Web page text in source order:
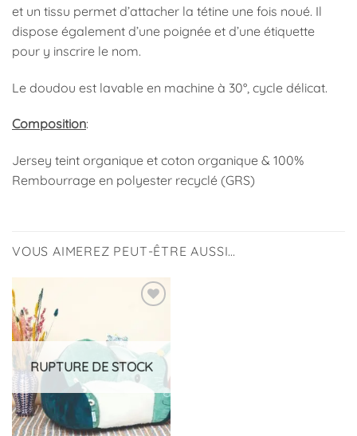
et un tissu permet d’attacher la tétine une fois noué. Il
dispose également d’une poignée et d’une étiquette
pour y inscrire le nom.
Le doudou est lavable en machine à 30°, cycle délicat.
Composition:
Jersey teint organique et coton organique & 100%
Rembourrage en polyester recyclé (GRS)
VOUS AIMEREZ PEUT-ÊTRE AUSSI…
d’envies
RUPTURE DE STOCK